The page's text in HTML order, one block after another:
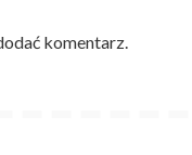
komentarz.